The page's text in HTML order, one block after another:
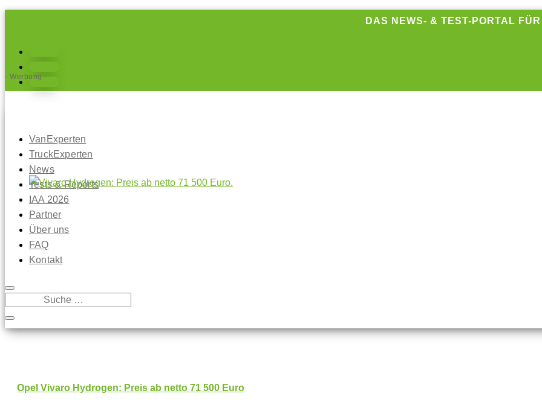
DAS NEWS- & TEST-PORTAL
Folgen
VanExperten
TruckExperten
News
Tests & Reports
IAA 2026
Partner
Über uns
FAQ
Kontakt
- Werbung -
Opel Vivaro Hydrogen: Preis ab netto 71 500 Euro